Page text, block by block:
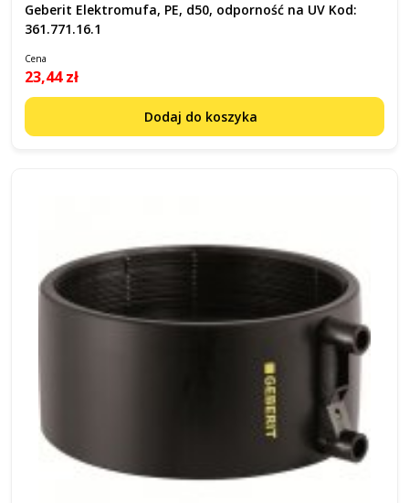
Geberit Elektromufa, PE, d50, odporność na UV Kod:
361.771.16.1
Cena
23,44 zł
Dodaj do koszyka